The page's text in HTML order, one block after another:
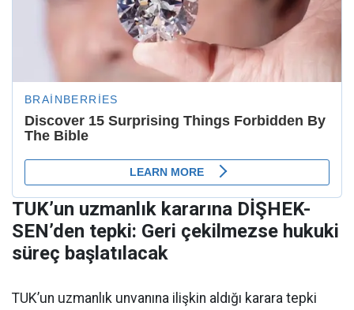
TUK’un uzmanlık kararına DİŞHEK-
SEN’den tepki: Geri çekilmezse hukuki
süreç başlatılacak
TUK’un uzmanlık unvanına ilişkin aldığı karara tepki